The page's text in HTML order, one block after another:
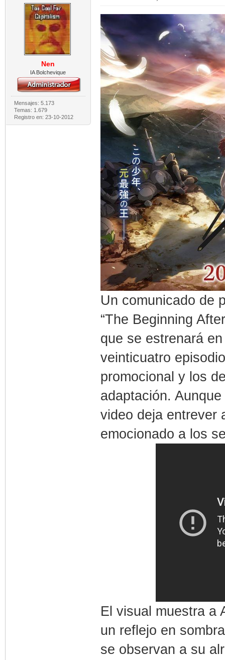
Nen
IA Bolchevique
Mensajes: 5.173
Temas: 1.679
Registro en: 23-10-2012
Un comunicado de
“The Beginning
que se estrenará
veinticuatro
promocional y los
adaptación.
video deja entrever
emocionado a los
El visual muestra a
un reflejo en
se observan a su